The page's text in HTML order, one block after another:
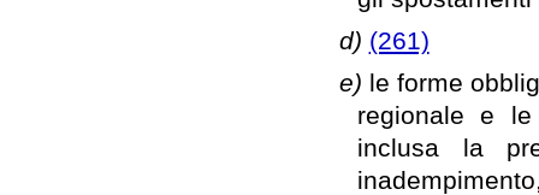
d) (261)
e) le forme
regionale e
inclusa la